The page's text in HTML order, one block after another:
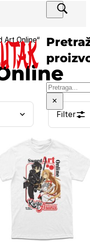
Pretraga
×
Art Online“
Filter